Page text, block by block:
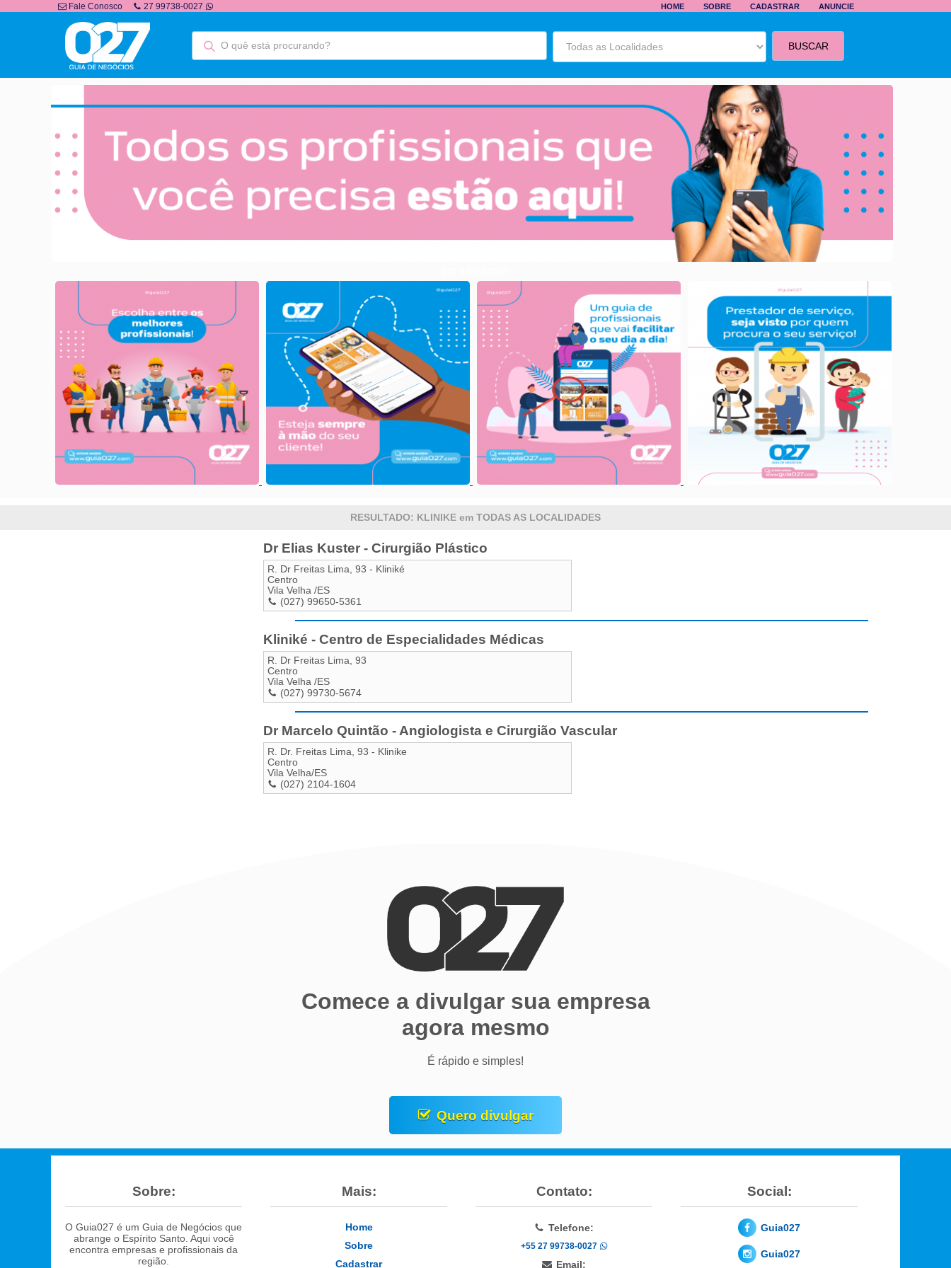
Fale Conosco 27 99738-0027 HOME SOBRE CADASTRAR ANUNCIE
RESULTADO: KLINIKE em TODAS AS LOCALIDADES
Dr Elias Kuster - Cirurgião Plástico
R. Dr Freitas Lima, 93 - Kliniké
Centro
Vila Velha /ES
(027) 99650-5361
Kliniké - Centro de Especialidades Médicas
R. Dr Freitas Lima, 93
Centro
Vila Velha /ES
(027) 99730-5674
Dr Marcelo Quintão - Angiologista e Cirurgião Vascular
R. Dr. Freitas Lima, 93 - Klinike
Centro
Vila Velha/ES
(027) 2104-1604
Comece a divulgar sua empresa
agora mesmo
É rápido e simples!
Quero divulgar
Sobre:
O Guia027 é um Guia de Negócios que
abrange o Espírito Santo. Aqui você
encontra empresas e profissionais da
região.
Mais:
Home
Sobre
Cadastrar
Contato:
Telefone:
+55 27 99738-0027
Email:
Social:
Guia027
Guia027